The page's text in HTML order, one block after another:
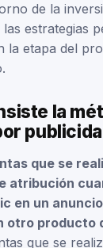
de la
las estrategias
la etapa del
la
que se
atribución
en un
otro producto
que se